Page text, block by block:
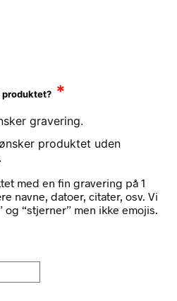
produktet? *
gravering.
produktet uden
med en fin gravering på 1
navne, datoer, citater, osv. Vi
og “stjerner” men ikke emojis.